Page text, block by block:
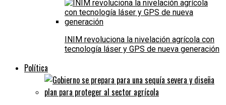
INIM revoluciona la nivelación agrícola con
tecnología láser y GPS de nueva generación
Política